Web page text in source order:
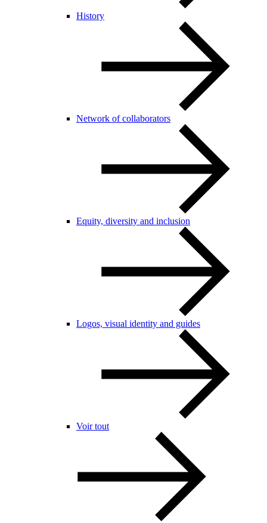
History
Network of collaborators
Equity, diversity and inclusion
Logos, visual identity and guides
Voir tout